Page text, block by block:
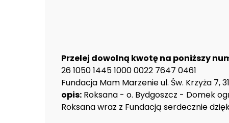
Przelej dowolną kwotę na poniższy
26 1050 1445 1000 0022 7647 0461
Fundacja Mam Marzenie ul. Św. Krzyża 7,
opis: Roksana - o. Bydgoszcz - Domek
Roksana wraz z Fundacją serdecznie